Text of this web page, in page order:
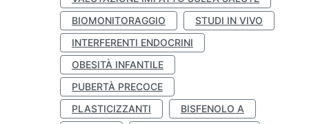
BIOMONITORAGGIO
STUDI IN VIVO
INTERFERENTI ENDOCRINI
OBESITÀ INFANTILE
PUBERTÀ PRECOCE
PLASTICIZZANTI
BISFENOLO A